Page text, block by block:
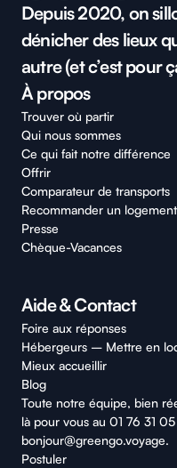
Depuis 2020, on
dénicher des lieux
autre (et c’est pour
À propos
Trouver où partir
Qui nous sommes
Ce qui fait notre différence
Offrir
Comparateur de transports
Recommander un logement
Presse
Chèque-Vacances
Aide & Contact
Foire aux réponses
Hébergeurs – Mettre en
Mieux accueillir
Blog
Toute notre équipe, bien
là pour vous au 01 76 31
bonjour@greengo.voyage.
Postuler